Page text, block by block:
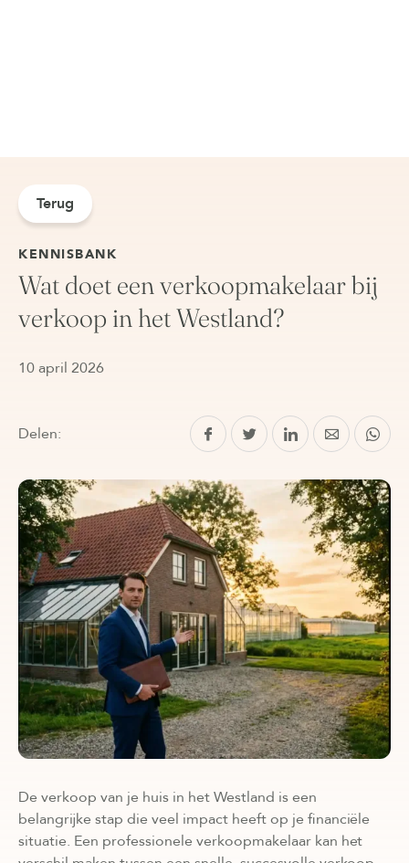
Terug
KENNISBANK
Wat doet een verkoopmakelaar bij
verkoop in het Westland?
10 april 2026
Delen:
De verkoop van je huis in het Westland is een
belangrijke stap die veel impact heeft op je financiële
situatie. Een professionele verkoopmakelaar kan het